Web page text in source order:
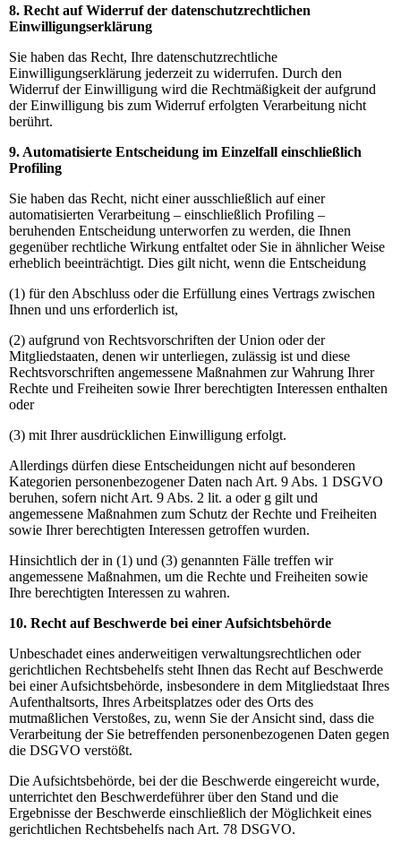
8. Recht auf Widerruf der datenschutzrechtlichen
Einwilligungserklärung
Sie haben das Recht, Ihre datenschutzrechtliche
Einwilligungserklärung jederzeit zu widerrufen. Durch den
Widerruf der Einwilligung wird die Rechtmäßigkeit der aufgrund
der Einwilligung bis zum Widerruf erfolgten Verarbeitung nicht
berührt.
9. Automatisierte Entscheidung im Einzelfall einschließlich
Profiling
Sie haben das Recht, nicht einer ausschließlich auf einer
automatisierten Verarbeitung – einschließlich Profiling –
beruhenden Entscheidung unterworfen zu werden, die Ihnen
gegenüber rechtliche Wirkung entfaltet oder Sie in ähnlicher Weise
erheblich beeinträchtigt. Dies gilt nicht, wenn die Entscheidung
(1) für den Abschluss oder die Erfüllung eines Vertrags zwischen
Ihnen und uns erforderlich ist,
(2) aufgrund von Rechtsvorschriften der Union oder der
Mitgliedstaaten, denen wir unterliegen, zulässig ist und diese
Rechtsvorschriften angemessene Maßnahmen zur Wahrung Ihrer
Rechte und Freiheiten sowie Ihrer berechtigten Interessen enthalten
oder
(3) mit Ihrer ausdrücklichen Einwilligung erfolgt.
Allerdings dürfen diese Entscheidungen nicht auf besonderen
Kategorien personenbezogener Daten nach Art. 9 Abs. 1 DSGVO
beruhen, sofern nicht Art. 9 Abs. 2 lit. a oder g gilt und
angemessene Maßnahmen zum Schutz der Rechte und Freiheiten
sowie Ihrer berechtigten Interessen getroffen wurden.
Hinsichtlich der in (1) und (3) genannten Fälle treffen wir
angemessene Maßnahmen, um die Rechte und Freiheiten sowie
Ihre berechtigten Interessen zu wahren.
10. Recht auf Beschwerde bei einer Aufsichtsbehörde
Unbeschadet eines anderweitigen verwaltungsrechtlichen oder
gerichtlichen Rechtsbehelfs steht Ihnen das Recht auf Beschwerde
bei einer Aufsichtsbehörde, insbesondere in dem Mitgliedstaat Ihres
Aufenthaltsorts, Ihres Arbeitsplatzes oder des Orts des
mutmaßlichen Verstoßes, zu, wenn Sie der Ansicht sind, dass die
Verarbeitung der Sie betreffenden personenbezogenen Daten gegen
die DSGVO verstößt.
Die Aufsichtsbehörde, bei der die Beschwerde eingereicht wurde,
unterrichtet den Beschwerdeführer über den Stand und die
Ergebnisse der Beschwerde einschließlich der Möglichkeit eines
gerichtlichen Rechtsbehelfs nach Art. 78 DSGVO.